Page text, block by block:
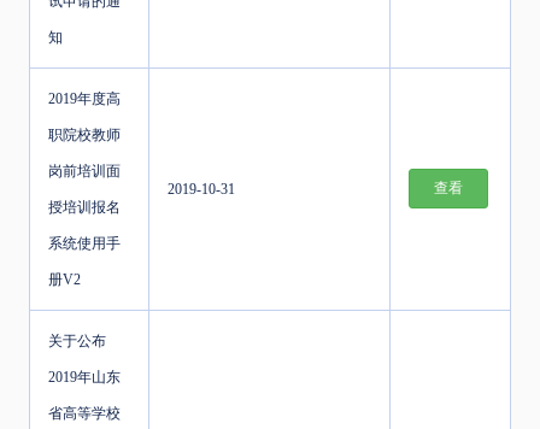
知
2019年度高
职院校教师
岗前培训面
授培训报名
系统使用手
册V2
2019-10-31 查看
关于公布
2019年山东
省高等学校